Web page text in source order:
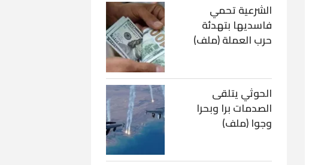
الشرعية تحمي
فاسديها بتهدئة
حرب العملة (ملف)
الحوثي يتلقى
الصدمات برا وبحرا
وجوا (ملف)